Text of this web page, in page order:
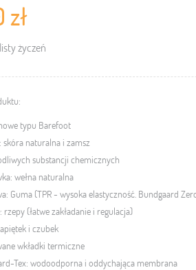
zł
życzeń
typu Barefoot
skóra naturalna i zamsz
substancji chemicznych
wełna naturalna
Guma (TPR - wysoka elastyczność. Bundgaard
rzepy (łatwe zakładanie i regulacja)
i czubek
wkładki termiczne
Tex: wodoodporna i oddychająca membrana